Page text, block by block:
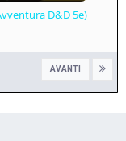
D&D 5e)
AVANTI